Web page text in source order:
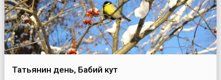
Татьянин день, Бабий кут